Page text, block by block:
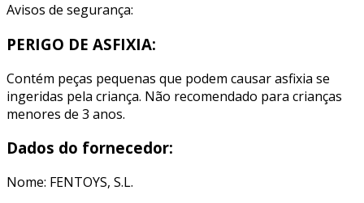
Avisos de segurança:
PERIGO DE ASFIXIA:
Contém peças pequenas que podem causar asfixia se
ingeridas pela criança. Não recomendado para crianças
menores de 3 anos.
Dados do fornecedor:
Nome: FENTOYS, S.L.